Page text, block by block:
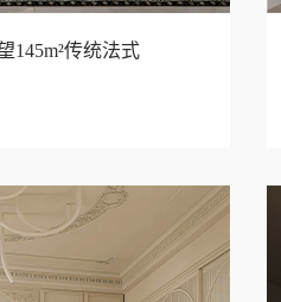
145m²传统法式